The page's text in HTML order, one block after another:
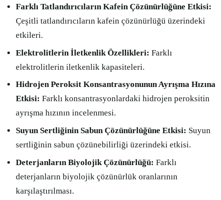
Farklı Tatlandırıcıların Kafein Çözünürlüğüne Etkisi:
Çeşitli tatlandırıcıların kafein çözünürlüğü üzerindeki
etkileri.
Elektrolitlerin İletkenlik Özellikleri: Farklı
elektrolitlerin iletkenlik kapasiteleri.
Hidrojen Peroksit Konsantrasyonunun Ayrışma Hızına
Etkisi: Farklı konsantrasyonlardaki hidrojen peroksitin
ayrışma hızının incelenmesi.
Suyun Sertliğinin Sabun Çözünürlüğüne Etkisi: Suyun
sertliğinin sabun çözünebilirliği üzerindeki etkisi.
Deterjanların Biyolojik Çözünürlüğü: Farklı
deterjanların biyolojik çözünürlük oranlarının
karşılaştırılması.